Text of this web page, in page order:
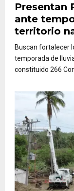
Presentan
ante
territorio
Buscan fortalecer
temporada de
constituido 266